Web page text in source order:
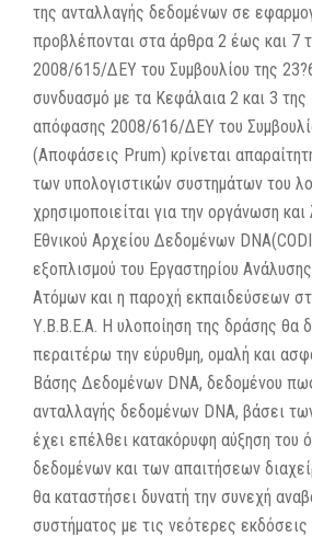
της ανταλλαγής δεδομένων σε
προβλέπονται στα άρθρα 2 έως και 7
2008/615/ΔΕΥ του Συμβουλίου της
συνδυασμό με τα Κεφάλαια 2 και 3 της
απόφασης 2008/616/ΔΕΥ του
(Αποφάσεις Prum) κρίνεται
των υπολογιστικών συστημάτων του
χρησιμοποιείται για την οργάνωση και
Εθνικού Αρχείου Δεδομένων
εξοπλισμού του Εργαστηρίου
Ατόμων και η παροχή εκπαιδεύσεων
Υ.Β.Β.Ε.Α. Η υλοποίηση της δράσης θα
περαιτέρω την εύρυθμη, ομαλή και
Βάσης Δεδομένων DNA, δεδομένου
ανταλλαγής δεδομένων DNA, βάσει
έχει επέλθει κατακόρυφη αύξηση του
δεδομένων και των απαιτήσεων
θα καταστήσει δυνατή την συνεχή
συστήματος με τις νεότερες εκδόσεις